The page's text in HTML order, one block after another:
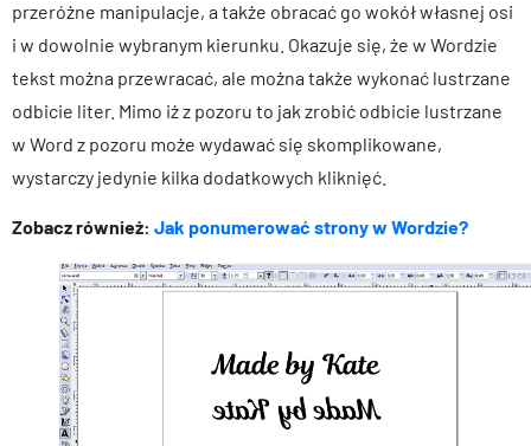
przeróżne manipulacje, a także obracać go wokół własnej osi
i w dowolnie wybranym kierunku. Okazuje się, że w Wordzie
tekst można przewracać, ale można także wykonać lustrzane
odbicie liter. Mimo iż z pozoru to jak zrobić odbicie lustrzane
w Word z pozoru może wydawać się skomplikowane,
wystarczy jedynie kilka dodatkowych kliknięć.
Zobacz również: Jak ponumerować strony w Wordzie?